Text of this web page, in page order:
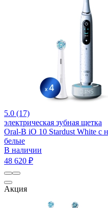
5.0 (17)
электрическая зубная щетка
Oral-B iO 10 Stardust White с
белые
В наличии
48 620 ₽
Акция